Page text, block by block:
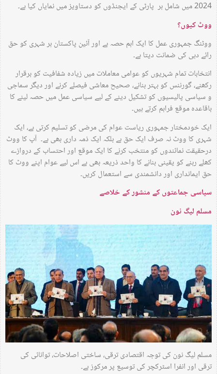
2024 میں شامل ہر پارٹی کے ایجنڈوں کو دستاویز میں نمایاں کیا ہے۔
ووٹ کیوں؟
ووٹنگ جمہوری عمل کا ایک اہم حصہ ہے اور آئین پاکستان ہر شہری کو حق
رائے دہی کی ضمانت دیتا ہے۔
انتخابات تمام شہریوں کو عوامی معاملات میں زیادہ شفافیت کو برقرار
رکھنے، گورننس کو بہتر بنانے، صحیح معاشی فیصلے کرنے اور دیگر سماجی
و سیاسی پالیسیوں کو تشکیل دینے کے لیے سیاسی عمل میں حصہ لینے کا
باقاعدہ موقع فراہم کرتے ہیں۔
ایک خودمختار جمہوری ریاست عوام کی مرضی کو تسلیم کرتی ہے، ایک
شہری کا ووٹ نہ صرف ایک حق ہے بلکہ ایک ذمہ داری بھی ہے۔ آپ کا ووٹ
درحقیقت نمائندوں کو منتخب کرنے کا ایک موقع اور احتساب کے دروازے
کھلے رہنے کو یقینی بنانے کا واحد ذریعہ بھی ہے اس لیے عوام اپنے ووٹ کا
حق ایمانداری اور دانشمندی سے استعمال کریں۔
سیاسی جماعتوں کے منشور کے خلاصے
مسلم لیگ نون
مسلم لیگ نون کی توجہ اقتصادی ترقی، ساختی اصلاحات، توانائی کی
ترقی اور انفرا اسٹرکچر کی توسیع پر مرکوز ہے۔